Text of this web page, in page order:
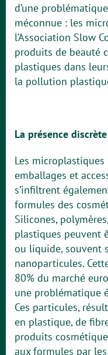
d’une
méconnue : les
l’Association Slow
produits de beauté
plastiques dans
la pollution
La présence
Les
emballages et
s’infiltrent
formules des
Silicones,
plastiques peuvent
ou liquide, souvent
nanoparticules.
80% du marché
une problématique
Ces particules,
en plastique, de
produits
aux formules par